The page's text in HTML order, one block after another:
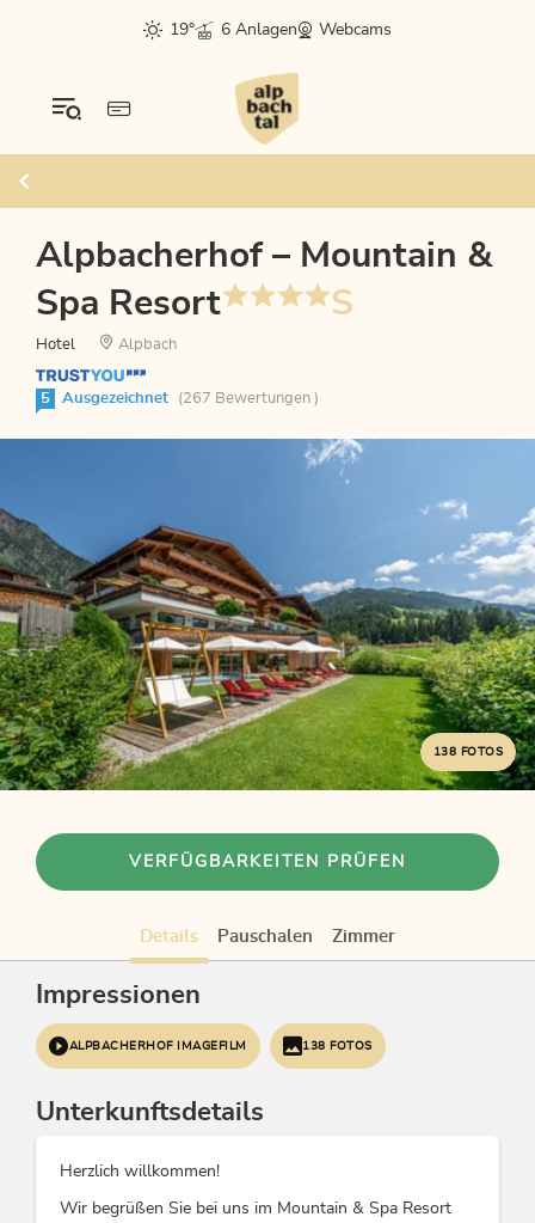
19° 6 Anlagen Webcams
Alpbacherhof – Mountain &
Spa Resort
S
Hotel Alpbach
5 Ausgezeichnet (267 Bewertungen )
138 FOTOS
VERFÜGBARKEITEN PRÜFEN
Details Pauschalen Zimmer
Impressionen
ALPBACHERHOF IMAGEFILM 138 FOTOS
Unterkunftsdetails
Herzlich willkommen!
Wir begrüßen Sie bei uns im Mountain & Spa Resort